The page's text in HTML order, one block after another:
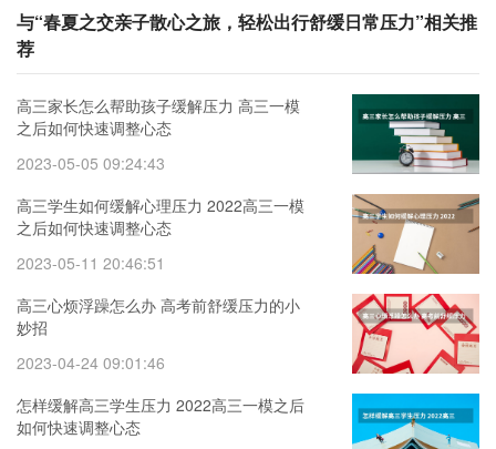
与“春夏之交亲子散心之旅，轻松出行舒缓日常压力”相关推
荐
高三家长怎么帮助孩子缓解压力 高三一模
之后如何快速调整心态
2023-05-05 09:24:43
高三学生如何缓解心理压力 2022高三一模
之后如何快速调整心态
2023-05-11 20:46:51
高三心烦浮躁怎么办 高考前舒缓压力的小
妙招
2023-04-24 09:01:46
怎样缓解高三学生压力 2022高三一模之后
如何快速调整心态